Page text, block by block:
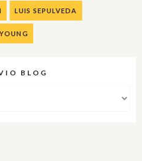
LUIS SEPULVEDA
BLOG